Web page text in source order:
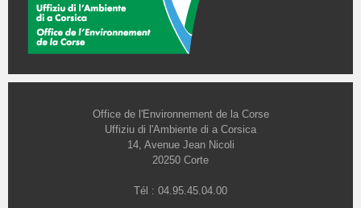
Office de l'Environnement de la Corse
Uffiziu di l'Ambiente di a Corsica
14, Avenue Jean Nicoli
20250 Corte
Tél : 04.95.45.04.00